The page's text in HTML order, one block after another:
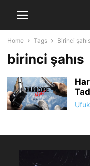
Home Tags Birinci
birinci şahıs